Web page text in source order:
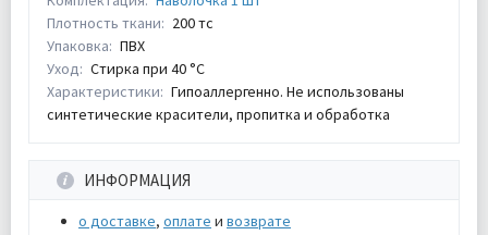
Плотность ткани: 200 тс
Упаковка: ПВХ
Уход: Стирка при 40 °С
Характеристики: Гипоаллергенно. Не использованы
синтетические красители, пропитка и обработка
ИНФОРМАЦИЯ
о доставке, оплате и возврате